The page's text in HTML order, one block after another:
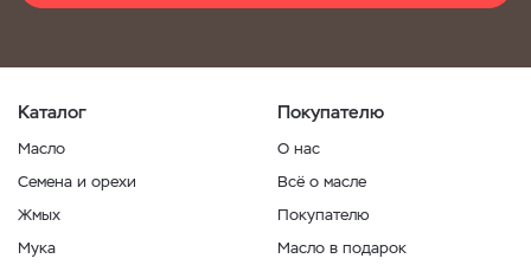
Каталог
Масло
Семена и орехи
Жмых
Мука
Покупателю
О нас
Всё о масле
Покупателю
Масло в подарок